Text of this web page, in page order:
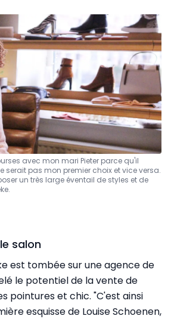
avec mon mari Pieter parce qu'il
serait pas mon premier choix et vice versa.
un très large éventail de styles et de
salon
est tombée sur une agence de
le potentiel de la vente de
pointures et chic. "C'est ainsi
esquisse de Louise Schoenen,